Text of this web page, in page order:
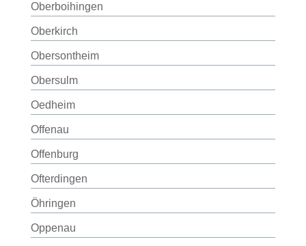
Oberboihingen
Oberkirch
Obersontheim
Obersulm
Oedheim
Offenau
Offenburg
Ofterdingen
Öhringen
Oppenau